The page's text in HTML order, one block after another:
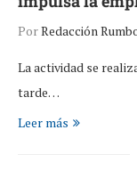
PorRedacción
La actividad se
tarde…
Leer más